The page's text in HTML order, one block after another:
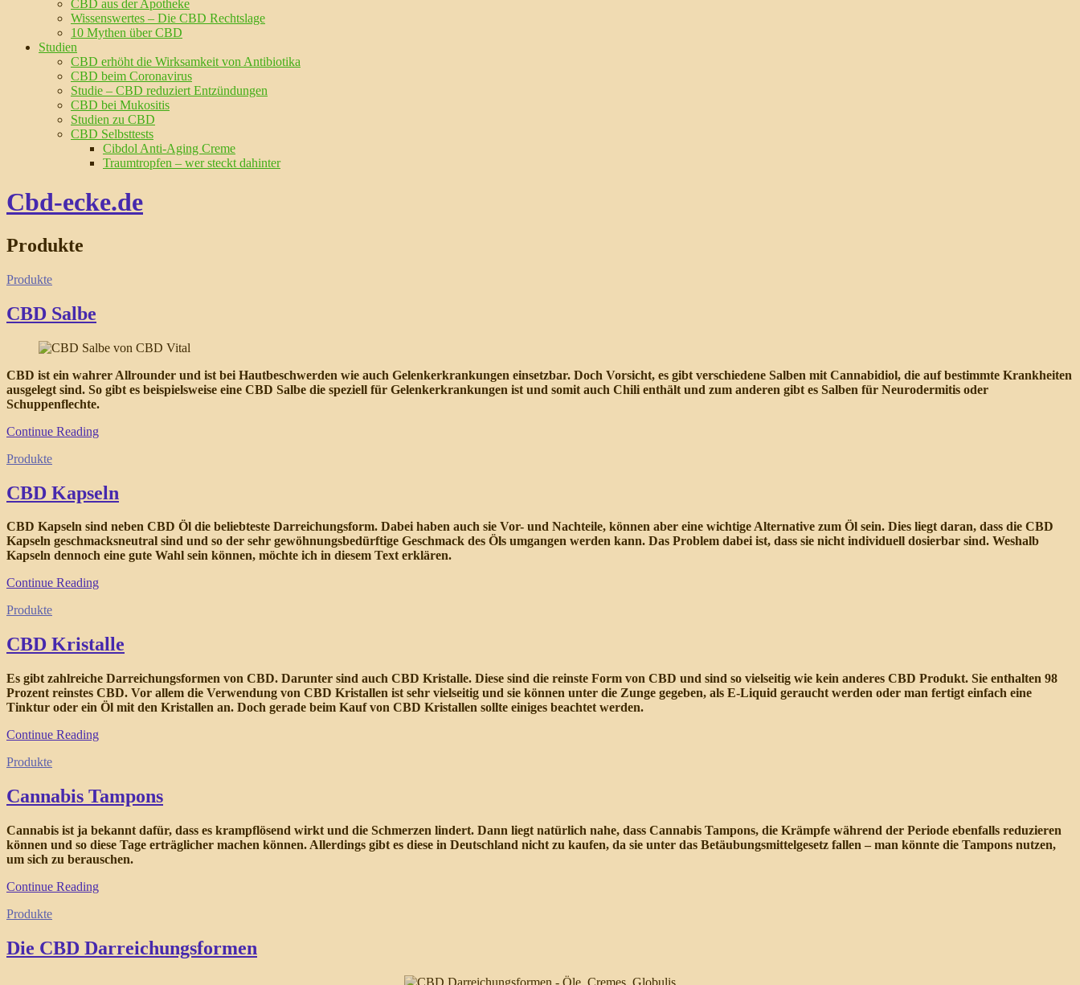
CBD aus der Apotheke
Wissenswertes – Die CBD Rechtslage
10 Mythen über CBD
Studien
CBD erhöht die Wirksamkeit von Antibiotika
CBD beim Coronavirus
Studie – CBD reduziert Entzündungen
CBD bei Mukositis
Studien zu CBD
CBD Selbsttests
Cibdol Anti-Aging Creme
Traumtropfen – wer steckt dahinter
Cbd-ecke.de
Produkte
Produkte
CBD Salbe
CBD ist ein wahrer Allrounder und ist bei Hautbeschwerden wie auch Gelenkerkrankungen einsetzbar. Doch Vorsicht, es gibt verschiedene Salben mit Cannabidiol, die auf bestimmte Krankheiten
ausgelegt sind. So gibt es beispielsweise eine CBD Salbe die speziell für Gelenkerkrankungen ist und somit auch Chili enthält und zum anderen gibt es Salben für Neurodermitis oder
Schuppenflechte.
Continue Reading
Produkte
CBD Kapseln
CBD Kapseln sind neben CBD Öl die beliebteste Darreichungsform. Dabei haben auch sie Vor- und Nachteile, können aber eine wichtige Alternative zum Öl sein. Dies liegt daran, dass die CBD
Kapseln geschmacksneutral sind und so der sehr gewöhnungsbedürftige Geschmack des Öls umgangen werden kann. Das Problem dabei ist, dass sie nicht individuell dosierbar sind. Weshalb
Kapseln dennoch eine gute Wahl sein können, möchte ich in diesem Text erklären.
Continue Reading
Produkte
CBD Kristalle
Es gibt zahlreiche Darreichungsformen von CBD. Darunter sind auch CBD Kristalle. Diese sind die reinste Form von CBD und sind so vielseitig wie kein anderes CBD Produkt. Sie enthalten 98
Prozent reinstes CBD. Vor allem die Verwendung von CBD Kristallen ist sehr vielseitig und sie können unter die Zunge gegeben, als E-Liquid geraucht werden oder man fertigt einfach eine
Tinktur oder ein Öl mit den Kristallen an. Doch gerade beim Kauf von CBD Kristallen sollte einiges beachtet werden.
Continue Reading
Produkte
Cannabis Tampons
Cannabis ist ja bekannt dafür, dass es krampflösend wirkt und die Schmerzen lindert. Dann liegt natürlich nahe, dass Cannabis Tampons, die Krämpfe während der Periode ebenfalls reduzieren
können und so diese Tage erträglicher machen können. Allerdings gibt es diese in Deutschland nicht zu kaufen, da sie unter das Betäubungsmittelgesetz fallen – man könnte die Tampons nutzen,
um sich zu berauschen.
Continue Reading
Produkte
Die CBD Darreichungsformen